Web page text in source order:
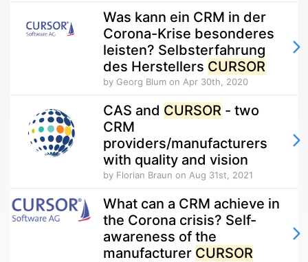
Was kann ein CRM in der
Corona-Krise besonderes
leisten? Selbsterfahrung
des Herstellers CURSOR
by Georg Blum on Apr 30th, 2020
CAS and CURSOR - two
CRM
providers/manufacturers
with quality and vision
by Florian Braun on Aug 31st, 2021
What can a CRM achieve in
the Corona crisis? Self-
awareness of the
manufacturer CURSOR